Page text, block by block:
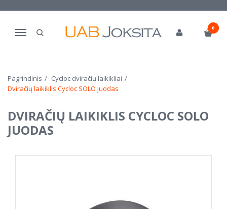
Navigacija
0
Pagrindinis
Cycloc dviračių laikikliai
Dviračių laikiklis Cycloc SOLO juodas
DVIRAČIŲ LAIKIKLIS CYCLOC SOLO
JUODAS